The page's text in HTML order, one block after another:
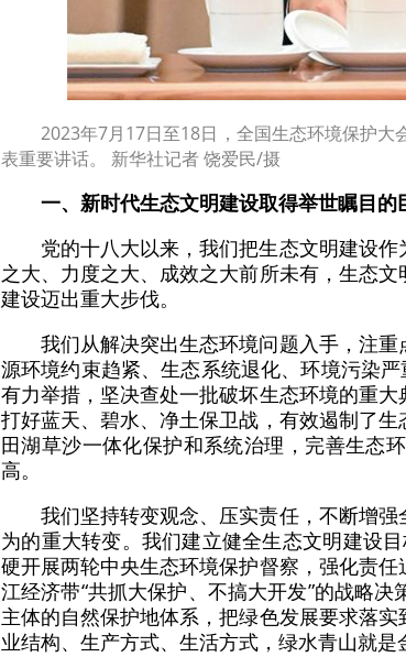
2023年7月17日至18日，全国生态环境保护
表重要讲话。 新华社记者 饶爱民/摄
一、新时代生态文明建设取得举世瞩目的
党的十八大以来，我们把生态文明建设
之大、力度之大、成效之大前所未有，生态
建设迈出重大步伐。
我们从解决突出生态环境问题入手，注
源环境约束趋紧、生态系统退化、环境污染
有力举措，坚决查处一批破坏生态环境的重
打好蓝天、碧水、净土保卫战，有效遏制了
田湖草沙一体化保护和系统治理，完善生态
高。
我们坚持转变观念、压实责任，不断增
为的重大转变。我们建立健全生态文明建设
硬开展两轮中央生态环境保护督察，强化责
江经济带“共抓大保护、不搞大开发”的战略
主体的自然保护地体系，把绿色发展要求落
业结构、生产方式、生活方式，绿水青山就是